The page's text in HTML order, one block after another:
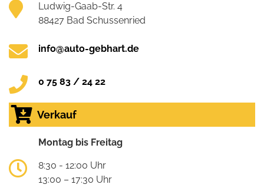
Ludwig-Gaab-Str. 4
88427 Bad Schussenried
info@auto-gebhart.de
0 75 83 / 24 22
Verkauf
Montag bis Freitag
8:30 - 12:00 Uhr
13:00 – 17:30 Uhr